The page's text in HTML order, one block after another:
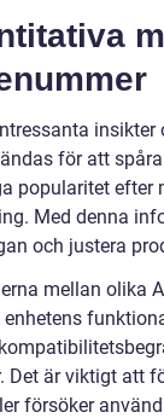
för att
popularitet efter
Med denna
och justera
mellan olika
enhetens
Det är viktigt att
försöker